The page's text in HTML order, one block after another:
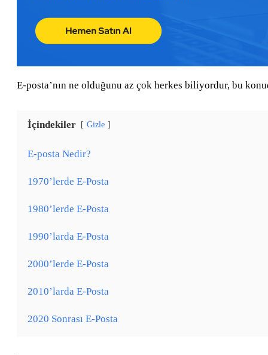
E-posta’nın ne olduğunu az çok herkes biliyordur, bu
İçindekiler Gizle
E-posta Nedir?
1970’lerde E-Posta
1980’lerde E-Posta
1990’larda E-Posta
2000’lerde E-Posta
2010’larda E-Posta
2020 Sonrası E-Posta